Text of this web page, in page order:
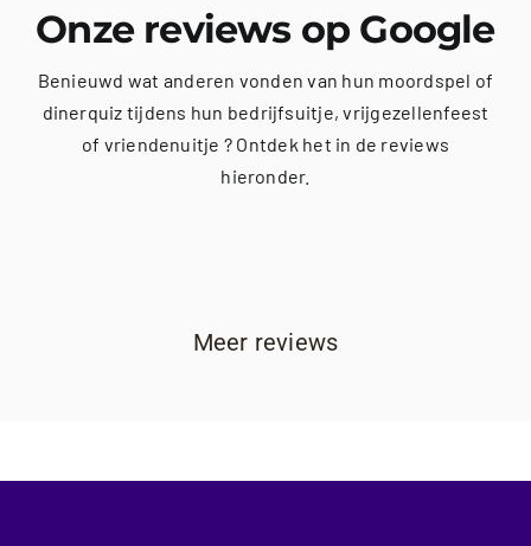
Onze reviews op Google
Benieuwd wat anderen vonden van hun moordspel of
dinerquiz tijdens hun bedrijfsuitje, vrijgezellenfeest
of vriendenuitje ? Ontdek het in de reviews
hieronder.
Meer reviews